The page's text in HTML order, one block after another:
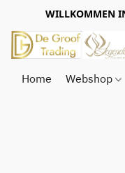
WILLKOMMEN
Home Webshop